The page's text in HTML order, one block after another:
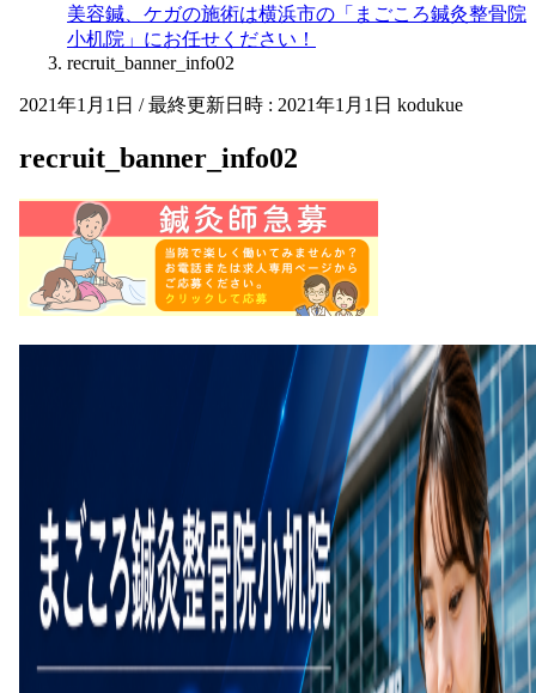
美容鍼、ケガの施術は横浜市の「まごころ鍼灸整骨院
小机院」にお任せください！
recruit_banner_info02
2021年1月1日 / 最終更新日時 : 2021年1月1日 kodukue
recruit_banner_info02